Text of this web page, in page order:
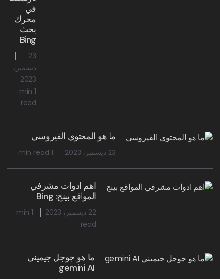
في
محرك
بحث
Bing
23
ديسمبر،
2023
1 min
read
ما هو المحتوي الفيروسي
23 ديسمبر، 2023 1 min read
اهم ادوات مشرفي
المواقع بينج: Bing
22 ديسمبر، 2023
1 min
read
ما هو جوجل جيميني
gemini AI